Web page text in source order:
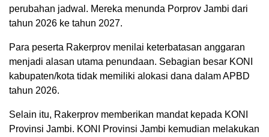
perubahan jadwal. Mereka menunda Porprov Jambi dari
tahun 2026 ke tahun 2027.
Para peserta Rakerprov menilai keterbatasan anggaran
menjadi alasan utama penundaan. Sebagian besar KONI
kabupaten/kota tidak memiliki alokasi dana dalam APBD
tahun 2026.
Selain itu, Rakerprov memberikan mandat kepada KONI
Provinsi Jambi. KONI Provinsi Jambi kemudian melakukan